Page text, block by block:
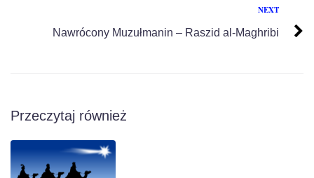
NEXT
Nawrócony Muzułmanin – Raszid al-Maghribi
Przeczytaj również